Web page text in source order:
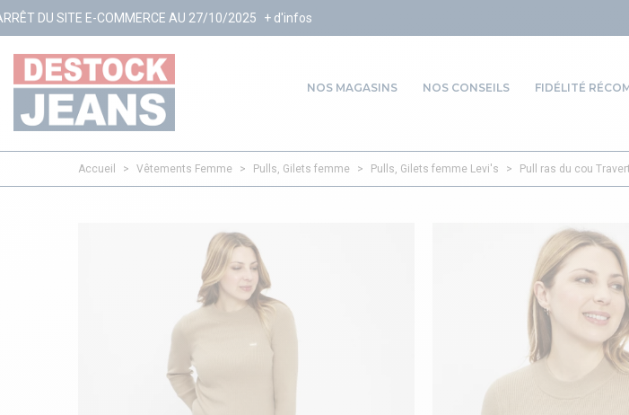
AU 27/10/2025 + d'infos
NOS MAGASINS NOS CONSEILS FIDÉLITÉ
Accueil > Vêtements Femme > Pulls, Gilets femme > Pulls, Gilets femme Levi's > Pull ras du cou